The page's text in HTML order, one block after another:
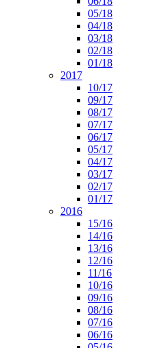
05/18
04/18
03/18
02/18
01/18
2017
10/17
09/17
08/17
07/17
06/17
05/17
04/17
03/17
02/17
01/17
2016
15/16
14/16
13/16
12/16
11/16
10/16
09/16
08/16
07/16
06/16